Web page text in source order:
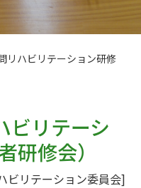
ハビリテーション研修
リテーシ
研修会）
ビリテーション委員会]